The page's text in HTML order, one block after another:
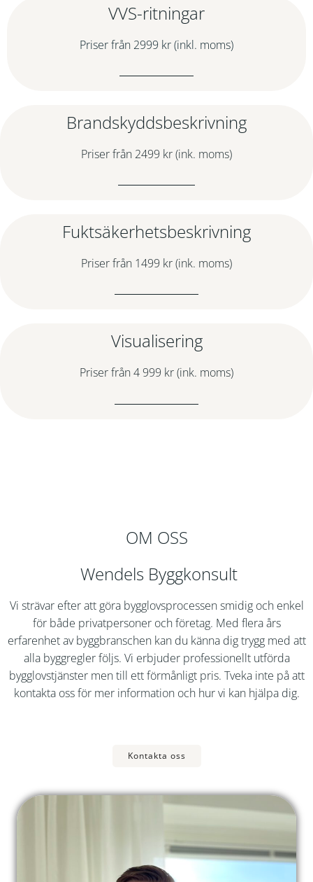
VVS-ritningar
Priser från 2999 kr (inkl. moms)
Brandskyddsbeskrivning
Priser från 2499 kr (ink. moms)
Fuktsäkerhetsbeskrivning
Priser från 1499 kr (ink. moms)
Visualisering
Priser från 4 999 kr (ink. moms)
OM OSS
Wendels Byggkonsult
Vi strävar efter att göra bygglovsprocessen smidig och enkel
för både privatpersoner och företag. Med flera års
erfarenhet av byggbranschen kan du känna dig trygg med att
alla byggregler följs. Vi erbjuder professionellt utförda
bygglovstjänster men till ett förmånligt pris. Tveka inte på att
kontakta oss för mer information och hur vi kan hjälpa dig.
Kontakta oss